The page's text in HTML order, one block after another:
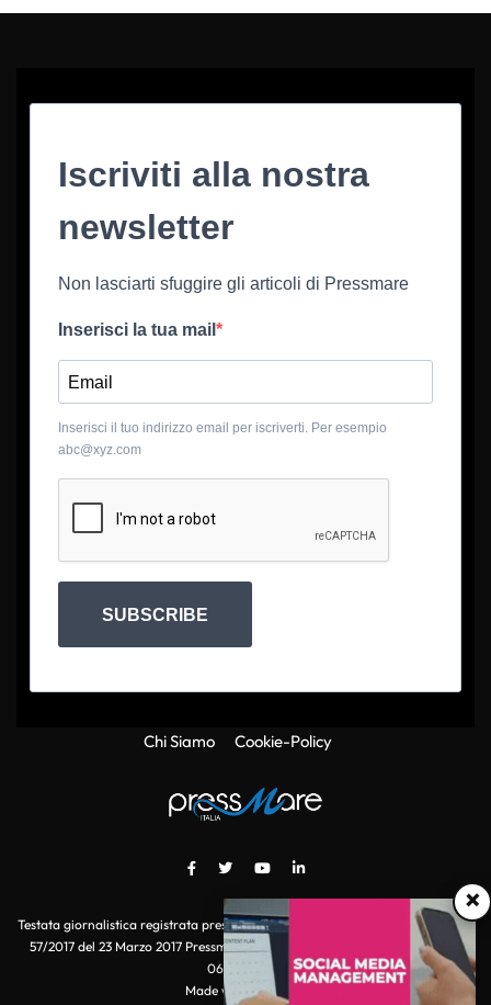
×
Iscriviti alla nostra
newsletter
Non lasciarti sfuggire gli articoli di Pressmare
Inserisci la tua mail
Inserisci il tuo indirizzo email per iscriverti. Per esempio
abc@xyz.com
SUBSCRIBE
Chi Siamo Cookie-Policy
Testata giornalistica registrata presso il Tribunale di Roma con autorizzazione
57/2017 del 23 Marzo 2017 Pressmare.it è un marchio di S.P.E.N. Srl - P.IVA
06511641000
Made with
by POI